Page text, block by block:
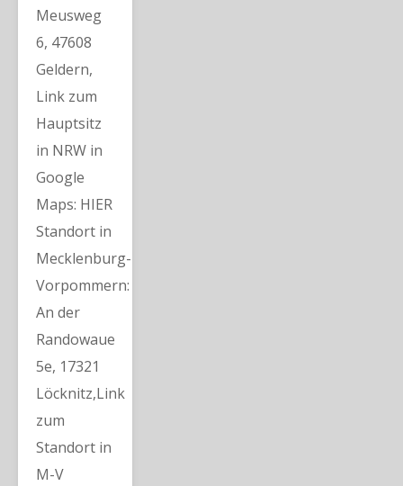
Meusweg
6, 47608
Geldern,
Link zum
Hauptsitz
in NRW in
Google
Maps: HIER
Standort in
Mecklenburg-
Vorpommern:
An der
Randowaue
5e, 17321
Löcknitz,Link
zum
Standort in
M-V